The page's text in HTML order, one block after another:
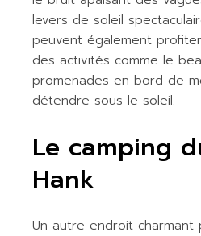
levers de soleil
peuvent également
des activités comme le
promenades en bord de
détendre sous le soleil.
Le camping
Hank
Un autre endroit